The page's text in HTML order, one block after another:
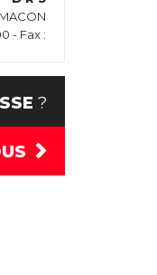
- Fax :
?